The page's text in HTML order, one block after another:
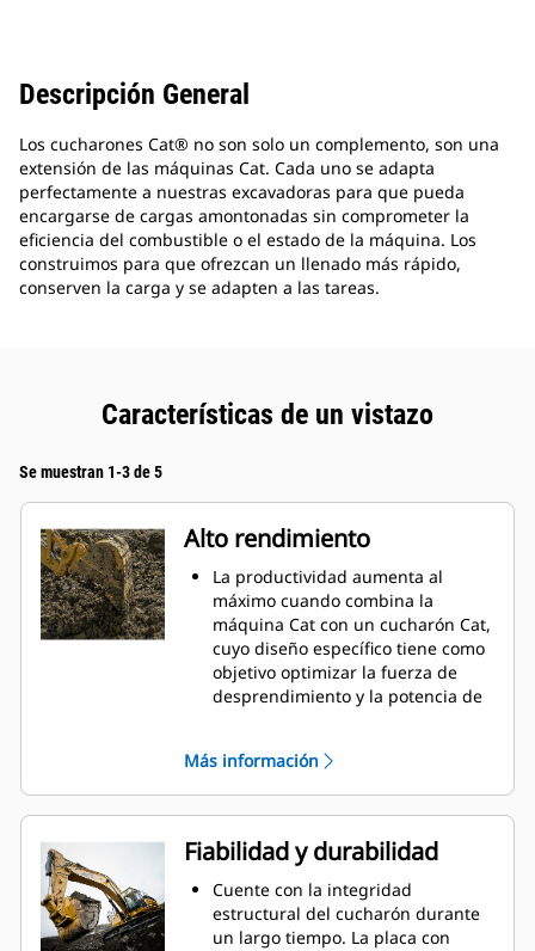
Descripción General
Los cucharones Cat® no son solo un complemento, son una
extensión de las máquinas Cat. Cada uno se adapta
perfectamente a nuestras excavadoras para que pueda
encargarse de cargas amontonadas sin comprometer la
eficiencia del combustible o el estado de la máquina. Los
construimos para que ofrezcan un llenado más rápido,
conserven la carga y se adapten a las tareas.
Características de un vistazo
Se muestran 1-3 de 5
Alto rendimiento
La productividad aumenta al
máximo cuando combina la
máquina Cat con un cucharón Cat,
cuyo diseño específico tiene como
objetivo optimizar la fuerza de
desprendimiento y la potencia de
radio mejora el flujo de material
hacia el cucharón. El espacio libre
del talón agregado asegura que la
parte inferior del cucharón no se
arrastre, lo que reduce los costos
de mantenimiento.
El consumo de combustible
alcanza el punto máximo durante
Más información
Fiabilidad y durabilidad
Cuente con la integridad
estructural del cucharón durante
un largo tiempo. La placa con